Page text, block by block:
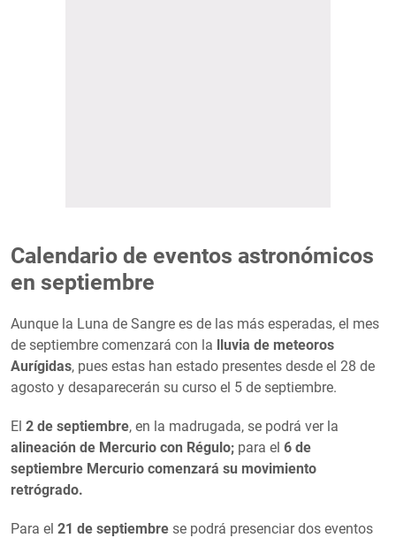
Calendario de eventos astronómicos
en septiembre
Aunque la Luna de Sangre es de las más esperadas, el mes
de septiembre comenzará con la lluvia de meteoros
Aurígidas, pues estas han estado presentes desde el 28 de
agosto y desaparecerán su curso el 5 de septiembre.
El 2 de septiembre, en la madrugada, se podrá ver la
alineación de Mercurio con Régulo; para el 6 de
septiembre Mercurio comenzará su movimiento
retrógrado.
Para el 21 de septiembre se podrá presenciar dos eventos